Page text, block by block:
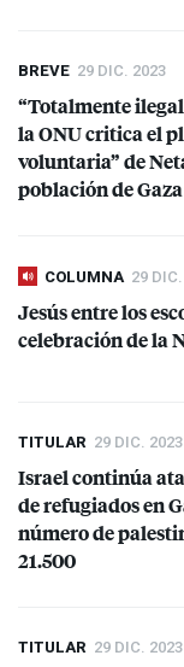
BREVE 29 DIC. 2023
“Totalmente
laONUcritica el
voluntaria” de
población de Gaza
COLUMNA 29
Jesús entre los
celebración de la
TITULAR 29 DIC. 2023
Israel continúa
de refugiados en
número de
21.500
TITULAR 29 DIC. 2023